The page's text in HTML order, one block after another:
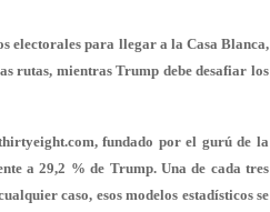
electorales para llegar a la Casa Blanca,
rutas, mientras Trump debe desafiar los
fundado por el gurú de la
a 29,2 % de Trump. Una de cada tres
caso, esos modelos estadísticos se